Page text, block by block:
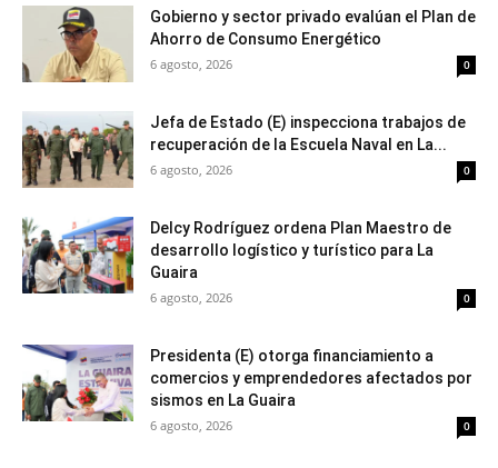
Gobierno y sector privado evalúan el Plan de
Ahorro de Consumo Energético
6 agosto, 2026 0
Jefa de Estado (E) inspecciona trabajos de
recuperación de la Escuela Naval en La...
6 agosto, 2026 0
Delcy Rodríguez ordena Plan Maestro de
desarrollo logístico y turístico para La
Guaira
6 agosto, 2026 0
Presidenta (E) otorga financiamiento a
comercios y emprendedores afectados por
sismos en La Guaira
6 agosto, 2026 0